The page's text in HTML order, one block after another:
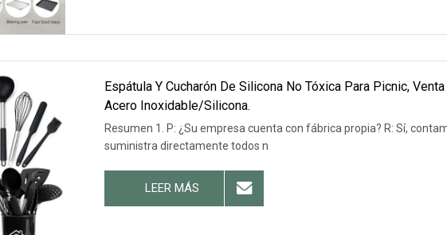
Espátula Y Cucharón De Silicona No Tóxica Para Picnic,
Acero Inoxidable/silicona.
Resumen 1. P: ¿Su empresa cuenta con fábrica propia? R: Sí,
suministra directamente todos n
LEER MÁS